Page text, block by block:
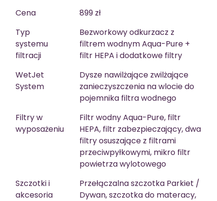
Cena
899 zł
Typ
systemu
filtracji
Bezworkowy odkurzacz z
filtrem wodnym Aqua-Pure +
filtr HEPA i dodatkowe filtry
WetJet
System
Dysze nawilżające zwilżające
zanieczyszczenia na wlocie do
pojemnika filtra wodnego
Filtry w
wyposażeniu
Filtr wodny Aqua-Pure, filtr
HEPA, filtr zabezpieczający, dwa
filtry osuszające z filtrami
przeciwpyłkowymi, mikro filtr
powietrza wylotowego
Szczotki i
akcesoria
Przełączalna szczotka Parkiet /
Dywan, szczotka do materacy,